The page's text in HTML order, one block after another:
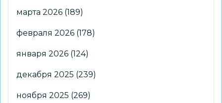
марта 2026 (189)
февраля 2026 (178)
января 2026 (124)
декабря 2025 (239)
ноября 2025 (269)